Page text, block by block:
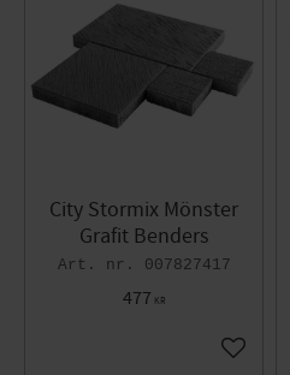
City Stormix Mönster
Grafit Benders
007827417
477 KR
Lägg